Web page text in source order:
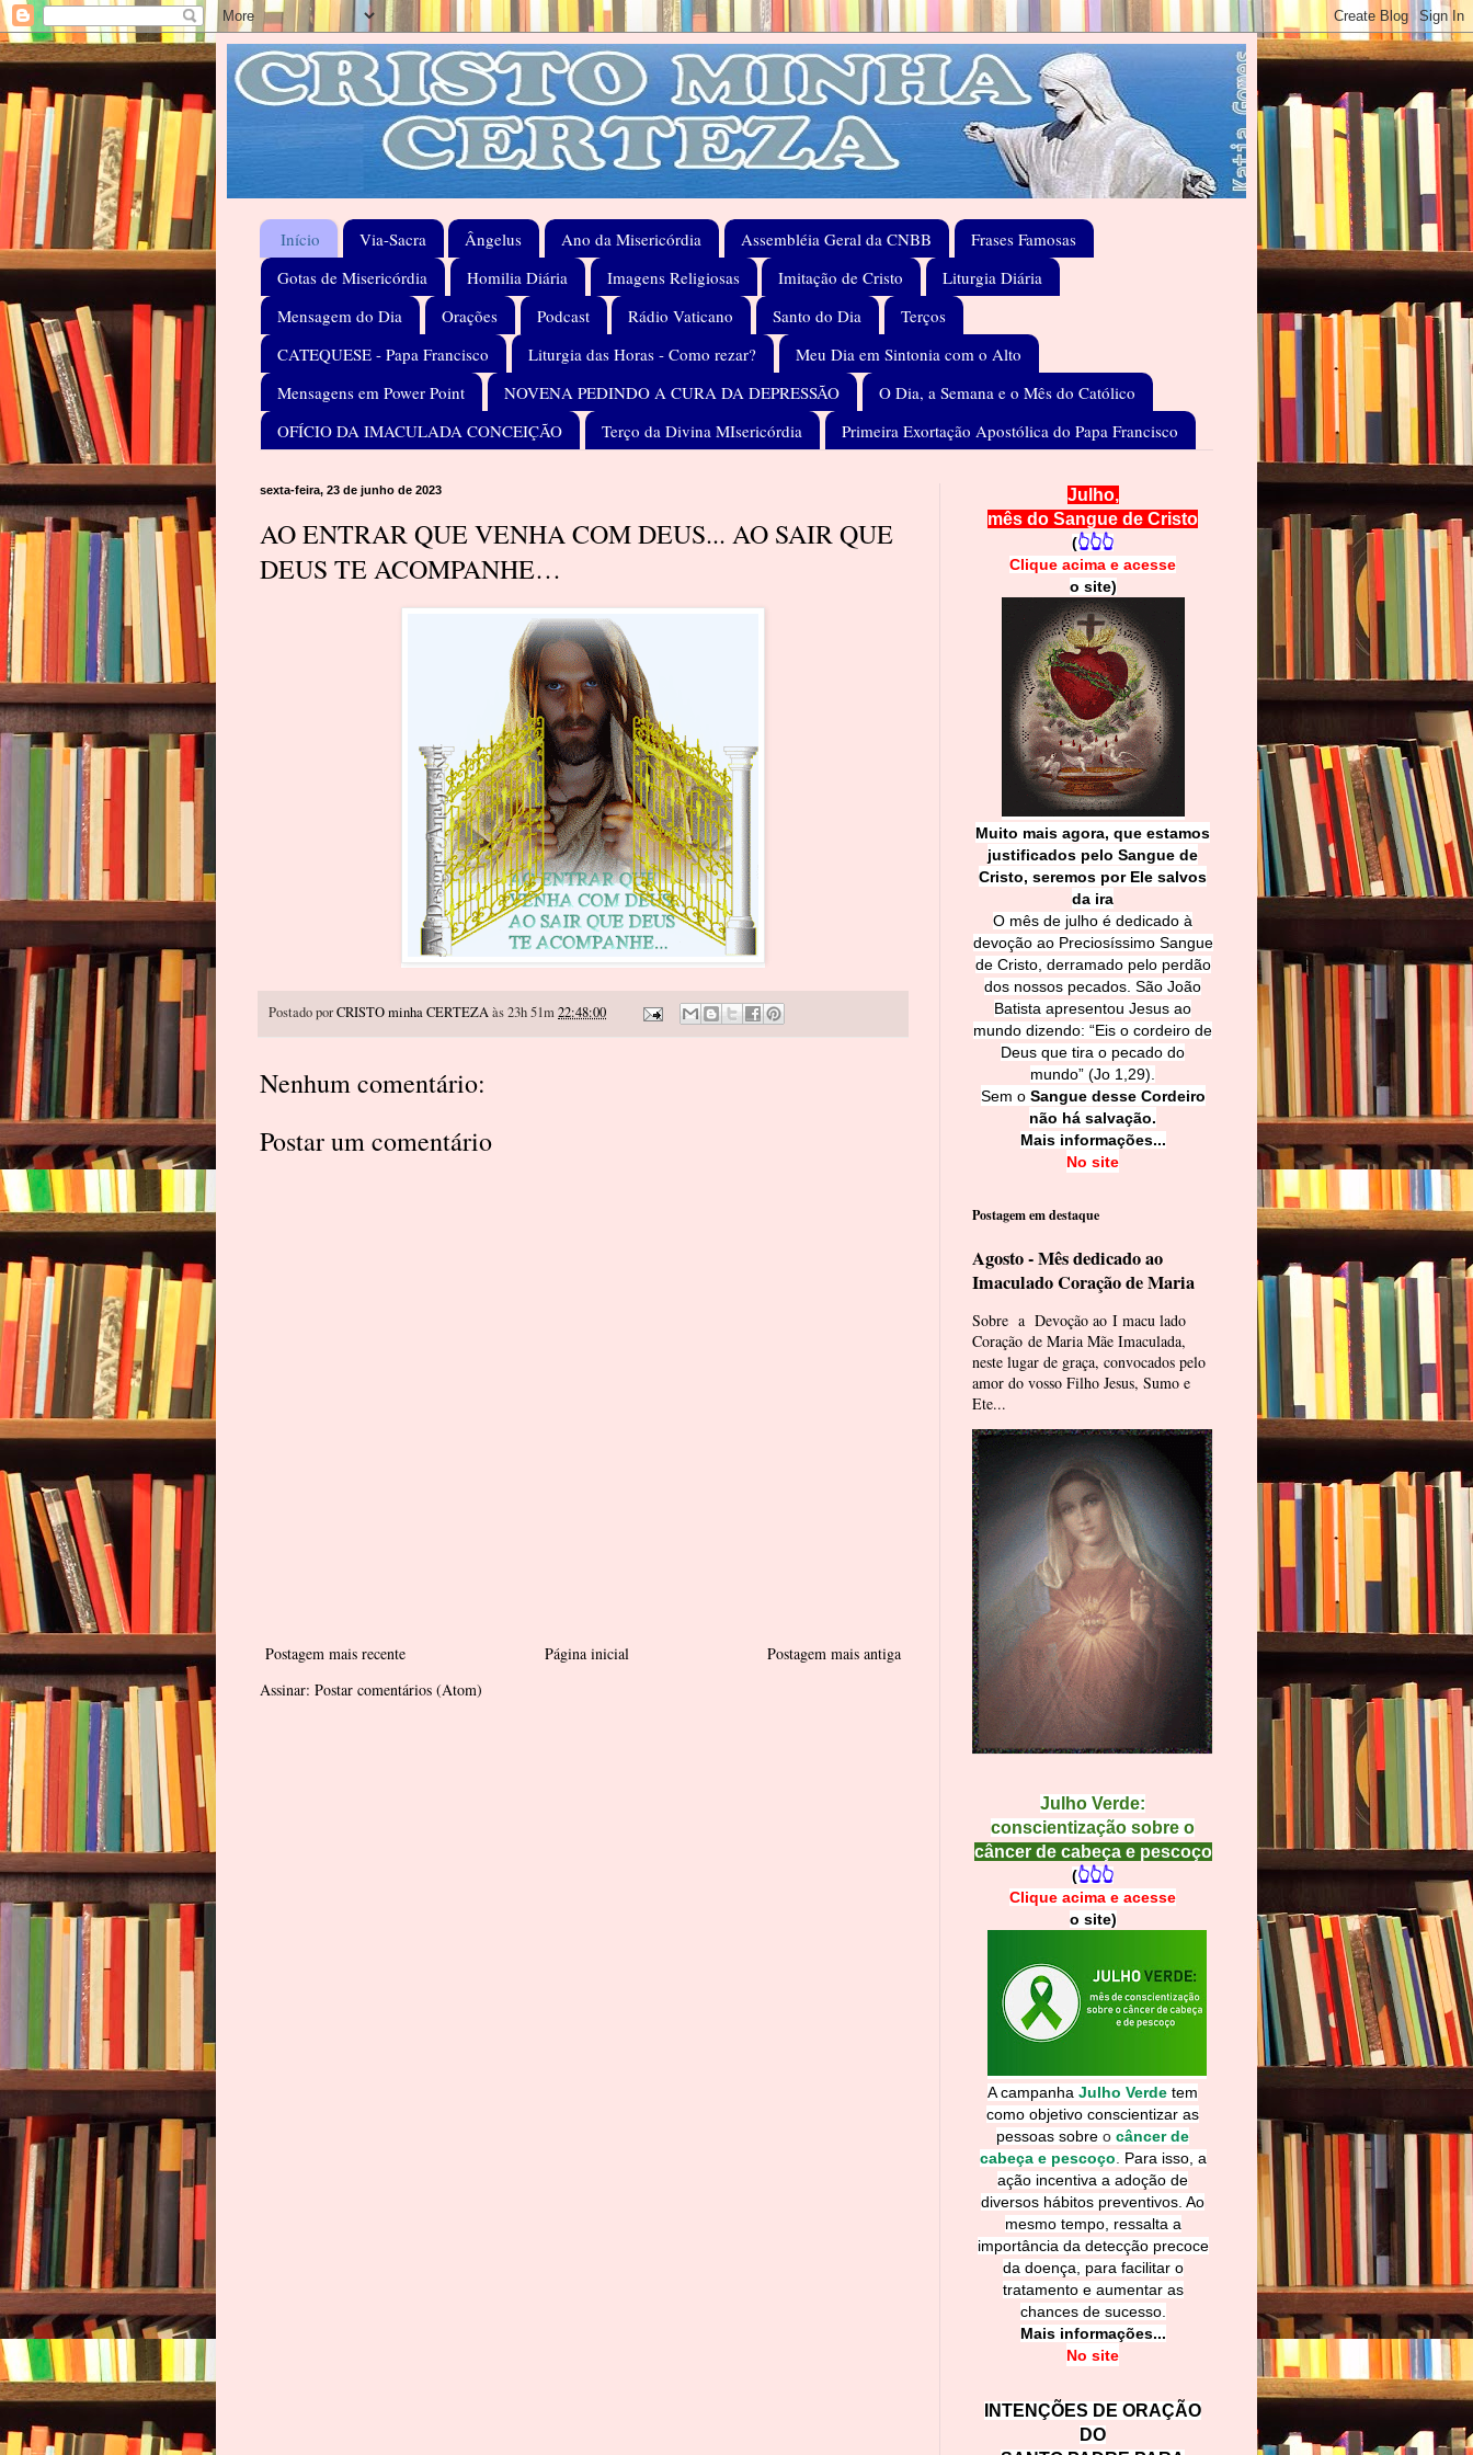
Início Via-Sacra Ângelus Ano da Misericórdia Assembléia Geral da CNBB
Frases Famosas
Gotas de Misericórdia
Homilia Diária Imagens Religiosas Imitação de Cristo
Liturgia Diária
Mensagem do Dia
Orações Podcast Rádio Vaticano Santo do Dia
Terços
CATEQUESE - Papa Francisco
Liturgia das Horas - Como rezar?
Meu Dia em Sintonia com o Alto
Mensagens em Power Point
NOVENA PEDINDO A CURA DA DEPRESSÃO
O Dia, a Semana e o Mês do Católico
OFÍCIO DA IMACULADA CONCEIÇÃO
Terço da Divina MIsericórdia Primeira Exortação Apostólica do Papa Francisco
sexta-feira, 23 de junho de 2023
AO ENTRAR QUE VENHA COM DEUS... AO SAIR QUE
DEUS TE ACOMPANHE…
Postado porCRISTO minha CERTEZAàs 23h 51m22:48:00
Nenhum comentário:
Postar um comentário
Postagem mais recente Postagem mais antiga
Página inicial
Assinar: Postar comentários (Atom)
Julho,
mês do Sangue de Cristo
(👆👆👆
Clique acima e acesse
o site)
Muito mais agora, que estamos
justificados pelo Sangue de
Cristo, seremos por Ele salvos
da ira
O mês de julho é dedicado à
devoção ao Preciosíssimo Sangue
de Cristo, derramado pelo perdão
dos nossos pecados. São João
Batista apresentou Jesus ao
mundo dizendo: “Eis o cordeiro de
Deus que tira o pecado do
mundo” (Jo 1,29).
Sem o Sangue desse Cordeiro
não há salvação.
Mais informações...
No site
Postagem em destaque
Agosto - Mês dedicado ao
Imaculado Coração de Maria
Sobre a Devoção ao I macu lado
Coração de Maria Mãe Imaculada,
neste lugar de graça, convocados pelo
amor do vosso Filho Jesus, Sumo e
Ete...
Julho Verde:
conscientização sobre o
câncer de cabeça e pescoço
(👆👆👆
Clique acima e acesse
o site)
A campanha Julho Verde tem
como objetivo conscientizar as
pessoas sobre o câncer de
cabeça e pescoço
Para isso, a
ação incentiva a adoção de
diversos hábitos preventivos. Ao
mesmo tempo, ressalta a
importância da detecção precoce
da doença, para facilitar o
tratamento e aumentar as
chances de sucesso.
Mais informações...
No site
INTENÇÕES DE ORAÇÃO
DO